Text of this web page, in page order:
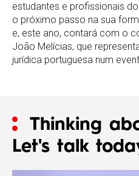
estudantes e profissionais
o próximo passo na sua
e, este ano, contará com o
João Melícias, que
jurídica portuguesa num
Thinking
Let's talk